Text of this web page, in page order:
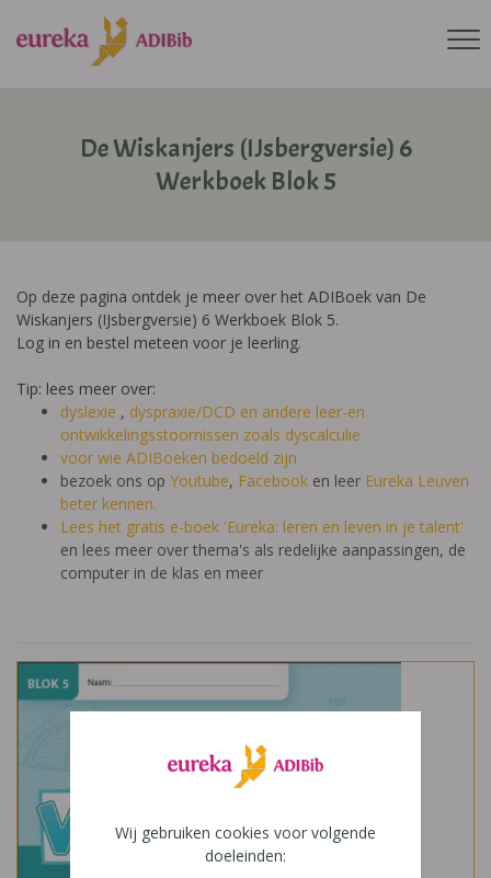
De Wiskanjers (IJsbergversie) 6
Werkboek Blok 5
Op deze pagina ontdek je meer over het ADIBoek van De
Wiskanjers (IJsbergversie) 6 Werkboek Blok 5.
Log in en bestel meteen voor je leerling.
Tip: lees meer over:
dyslexie , dyspraxie/DCD en andere leer-en
ontwikkelingsstoornissen zoals dyscalculie
voor wie ADIBoeken bedoeld zijn
bezoek ons op Youtube, Facebook en leer Eureka Leuven
beter kennen.
Lees het gratis e-boek 'Eureka: leren en leven in je talent'
en lees meer over thema's als redelijke aanpassingen, de
computer in de klas en meer
Wij gebruiken cookies voor volgende
doeleinden: